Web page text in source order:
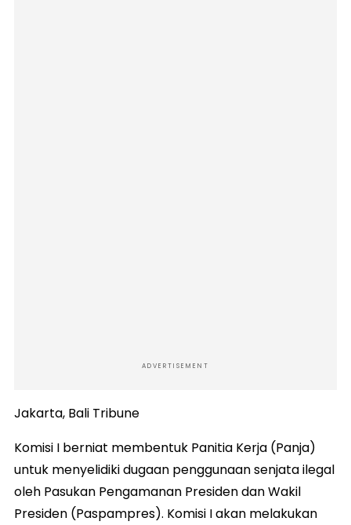
ADVERTISEMENT
Jakarta, Bali Tribune
Komisi I berniat membentuk Panitia Kerja (Panja)
untuk menyelidiki dugaan penggunaan senjata ilegal
oleh Pasukan Pengamanan Presiden dan Wakil
Presiden (Paspampres). Komisi I akan melakukan